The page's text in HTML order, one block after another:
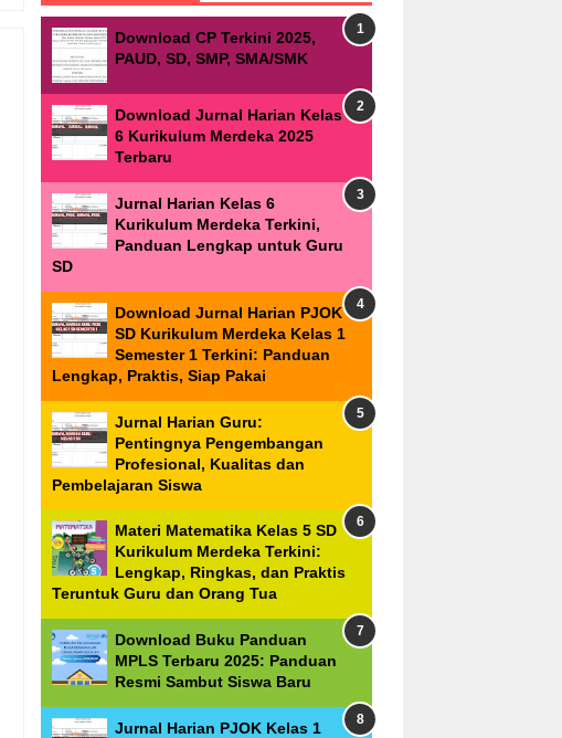
Download CP Terkini 2025,
PAUD, SD, SMP, SMA/SMK
Download Jurnal Harian Kelas
6 Kurikulum Merdeka 2025
Terbaru
Jurnal Harian Kelas 6
Kurikulum Merdeka Terkini,
Panduan Lengkap untuk Guru
SD
Download Jurnal Harian PJOK
SD Kurikulum Merdeka Kelas 1
Semester 1 Terkini: Panduan
Lengkap, Praktis, Siap Pakai
Jurnal Harian Guru:
Pentingnya Pengembangan
Profesional, Kualitas dan
Pembelajaran Siswa
Materi Matematika Kelas 5 SD
Kurikulum Merdeka Terkini:
Lengkap, Ringkas, dan Praktis
Teruntuk Guru dan Orang Tua
Download Buku Panduan
MPLS Terbaru 2025: Panduan
Resmi Sambut Siswa Baru
Jurnal Harian PJOK Kelas 1